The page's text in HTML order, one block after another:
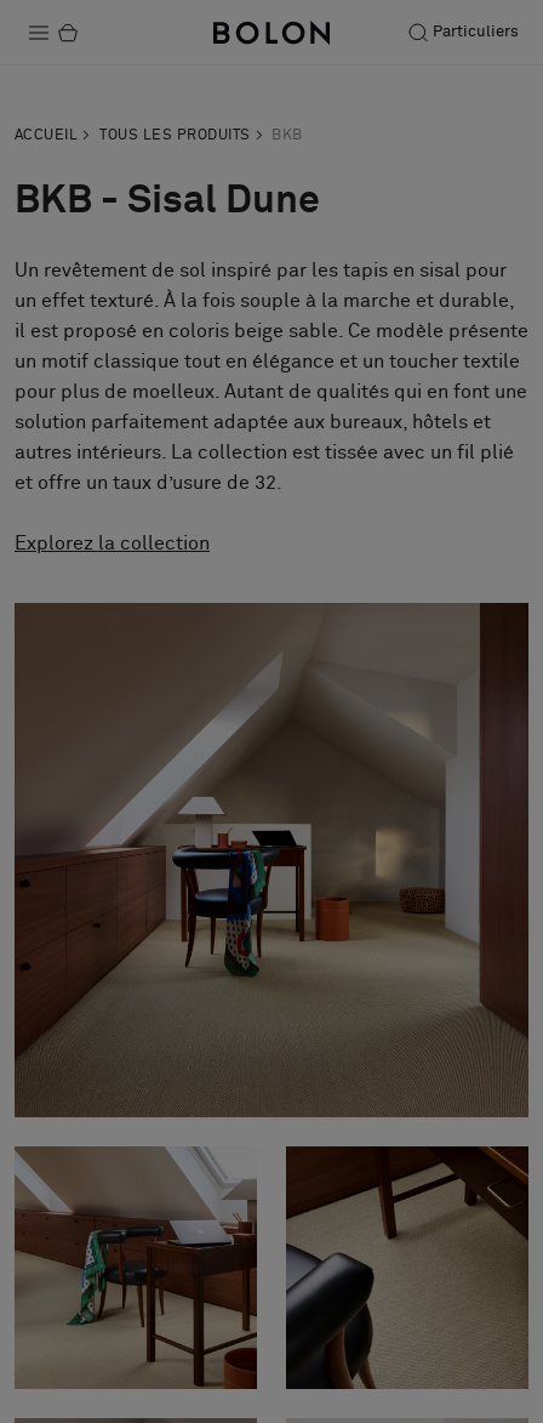
Particuliers
Durabilité
Installation
Entretien
Nos collaborations
À propos de nous
ACCUEIL TOUS LES PRODUITS BKB
BKB - Sisal Dune
Un revêtement de sol inspiré par les tapis en sisal pour
un effet texturé. À la fois souple à la marche et durable,
il est proposé en coloris beige sable. Ce modèle présente
un motif classique tout en élégance et un toucher textile
pour plus de moelleux. Autant de qualités qui en font une
solution parfaitement adaptée aux bureaux, hôtels et
autres intérieurs. La collection est tissée avec un fil plié
et offre un taux d’usure de 32.
Explorez la collection